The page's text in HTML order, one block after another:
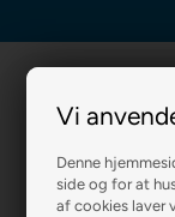
Vi
Denne
side og for at
af cookies laver